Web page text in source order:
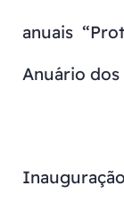
anuais
Anuário dos